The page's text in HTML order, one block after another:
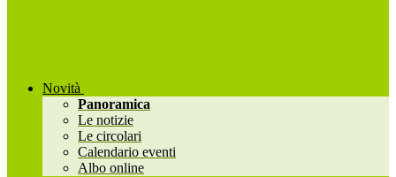
Novità
Panoramica
Le notizie
Le circolari
Calendario eventi
Albo online